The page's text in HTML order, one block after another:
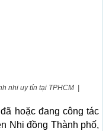
nhi uy tín tại TPHCM |
hoặc đang công tác
Nhi đồng Thành phố,